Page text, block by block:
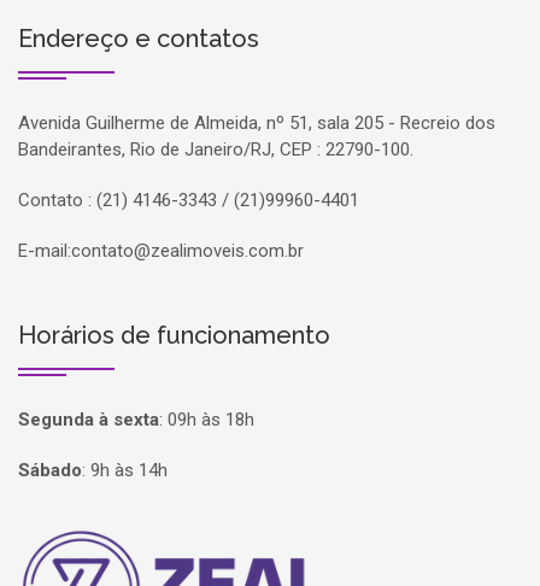
Endereço e contatos
Avenida Guilherme de Almeida, nº 51, sala 205 - Recreio dos
Bandeirantes, Rio de Janeiro/RJ, CEP : 22790-100.
Contato : (21) 4146-3343 / (21)99960-4401
E-mail:contato@zealimoveis.com.br
Horários de funcionamento
Segunda à sexta: 09h às 18h
Sábado: 9h às 14h
Página inicial